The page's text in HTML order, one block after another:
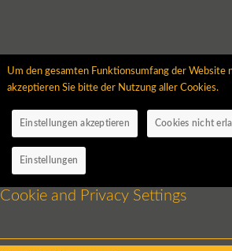
Um den gesamten Funktionsumfang der Website
akzeptieren Sie bitte der Nutzung aller Cookies.
Einstellungen akzeptieren Cookies nicht
Einstellungen
Cookie and Privacy Settings